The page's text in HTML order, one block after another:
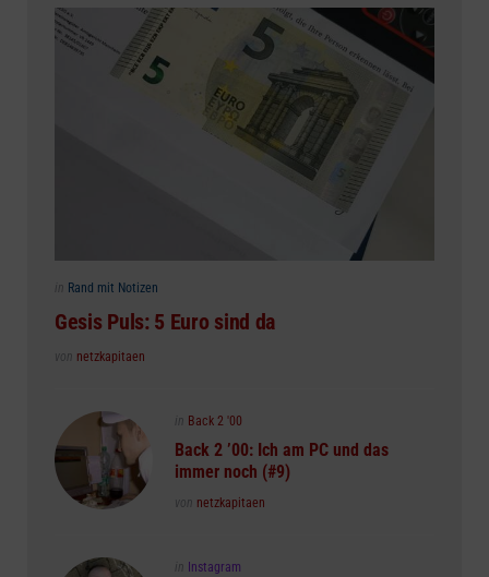
Posted
in Rand mit Notizen
Gesis Puls: 5 Euro sind da
Posted
von netzkapitaen
Posted
in
in Back 2 '00
Back 2 ’00: Ich am PC und das
immer noch (#9)
Posted
von netzkapitaen
Posted
in Instagram